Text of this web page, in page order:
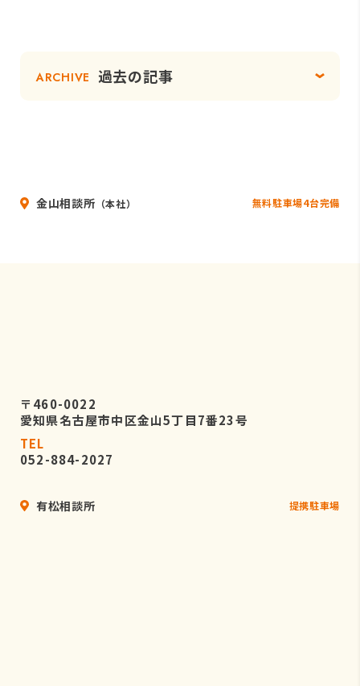
ARCHIVE 過去の記事
金山相談所 （本社） 無料駐車場4台完備
〒460-0022
愛知県名古屋市中区金山5丁目7番23号
TEL
052-884-2027
有松相談所 提携駐車場